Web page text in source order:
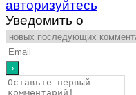
авторизуйтесь
Уведомить о